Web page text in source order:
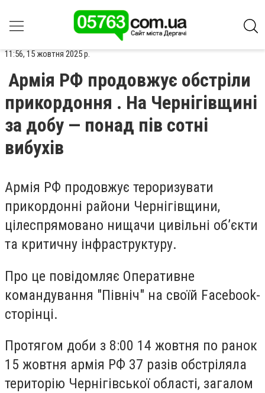
11:56, 15 жовтня 2025 р.
Армія РФ продовжує обстріли
прикордоння . На Чернігівщині
за добу — понад пів сотні
вибухів
Армія РФ продовжує тероризувати
прикордонні райони Чернігівщини,
цілеспрямовано нищачи цивільні об’єкти
та критичну інфраструктуру.
Про це повідомляє Оперативне
командування "Північ" на своїй Facebook-
сторінці.
Протягом доби з 8:00 14 жовтня по ранок
15 жовтня армія РФ 37 разів обстріляла
територію Чернігівської області, загалом